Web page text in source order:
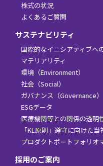
株式の状況
よくあるご質問
サステナビリティ
国際的なイニシアティブへ
マテリアリティ
環境（Environment）
社会（Social）
ガバナンス（Governance）
ESGデータ
医療機関等との関係の透明
「KL原則」遵守に向けた
プロダクトポートフォリオ
採用のご案内